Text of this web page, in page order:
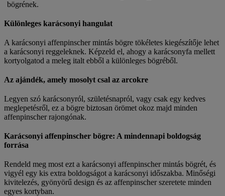
bögrének.
Különleges karácsonyi hangulat
A karácsonyi affenpinscher mintás bögre tökéletes kiegészítője lehet
a karácsonyi reggeleknek. Képzeld el, ahogy a karácsonyfa mellett
kortyolgatod a meleg italt ebből a különleges bögréből.
Az ajándék, amely mosolyt csal az arcokre
Legyen szó karácsonyról, születésnapról, vagy csak egy kedves
meglepetésről, ez a bögre biztosan örömet okoz majd minden
affenpinscher rajongónak.
Karácsonyi affenpinscher bögre: A mindennapi boldogság
forrása
Rendeld meg most ezt a karácsonyi affenpinscher mintás bögrét, és
vigyél egy kis extra boldogságot a karácsonyi időszakba. Minőségi
kivitelezés, gyönyörű design és az affenpinscher szeretete minden
egyes kortyban.